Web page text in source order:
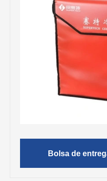
Bolsa de